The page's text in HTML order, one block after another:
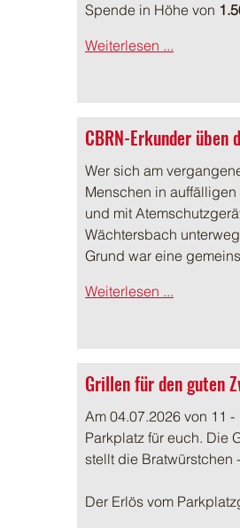
Spende in Höhe von
Weiterlesen ...
CBRN-Erkunder
Wer sich am
Menschen in
und mit
Wächtersbach
Grund war eine
Weiterlesen ...
Grillen für den guten
Am 04.07.2026 von 11
Parkplatz für euch. Die
stellt die Bratwürstchen
Der Erlös vom